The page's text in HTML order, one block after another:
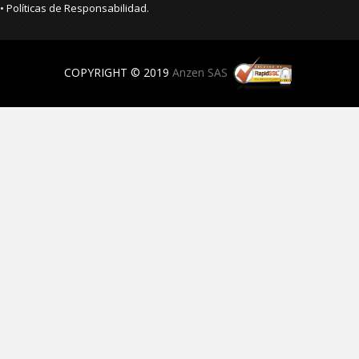
• Políticas de Responsabilidad.
COPYRIGHT © 2019 Anzen SAS